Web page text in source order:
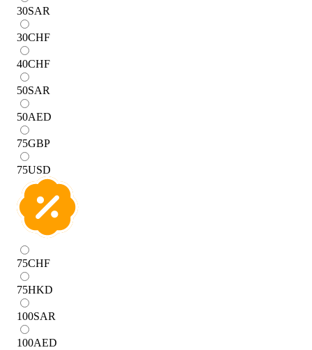
30SAR
30CHF
40CHF
50SAR
50AED
75GBP
75USD
75CHF
75HKD
100SAR
100AED